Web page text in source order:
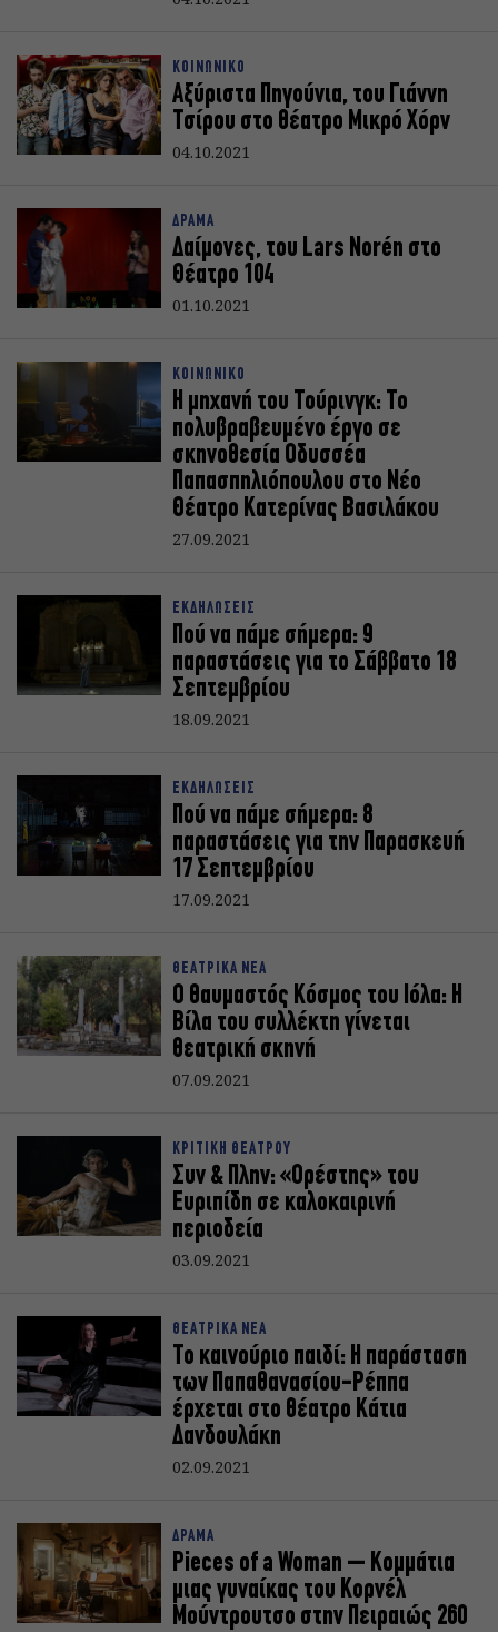
ΚΟΙΝΩΝΙΚΟ
Αξύριστα Πηγούνια, του Γιάννη
Τσίρου στο θέατρο Μικρό Χόρν
04.10.2021
ΔΡΑΜΑ
Δαίμονες, του Lars Norén στο
Θέατρο 104
01.10.2021
ΚΟΙΝΩΝΙΚΟ
Η μηχανή του Τούρινγκ: Το
πολυβραβευμένο έργο σε
σκηνοθεσία Οδυσσέα
Παπασπηλιόπουλου στο Νέο
Θέατρο Κατερίνας Βασιλάκου
27.09.2021
ΕΚΔΗΛΩΣΕΙΣ
Πού να πάμε σήμερα: 9
παραστάσεις για το Σάββατο 18
Σεπτεμβρίου
18.09.2021
ΕΚΔΗΛΩΣΕΙΣ
Πού να πάμε σήμερα: 8
παραστάσεις για την Παρασκευή
17 Σεπτεμβρίου
17.09.2021
ΘΕΑΤΡΙΚΑ ΝΕΑ
Ο θαυμαστός Κόσμος του Ιόλα: Η
Βίλα του συλλέκτη γίνεται
θεατρική σκηνή
07.09.2021
ΚΡΙΤΙΚΗ ΘΕΑΤΡΟΥ
Συν & Πλην: «Ορέστης» του
Ευριπίδη σε καλοκαιρινή
περιοδεία
03.09.2021
ΘΕΑΤΡΙΚΑ ΝΕΑ
Το καινούριο παιδί: Η παράσταση
των Παπαθανασίου-Ρέππα
έρχεται στο θέατρο Κάτια
Δανδουλάκη
02.09.2021
ΔΡΑΜΑ
Pieces of a Woman – Κομμάτια
μιας γυναίκας του Κορνέλ
Μούντρουτσο στην Πειραιώς 260